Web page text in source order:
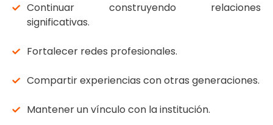
Continuar construyendo relaciones
significativas.
Fortalecer redes profesionales.
Compartir experiencias con otras generaciones.
Mantener un vínculo con la institución.